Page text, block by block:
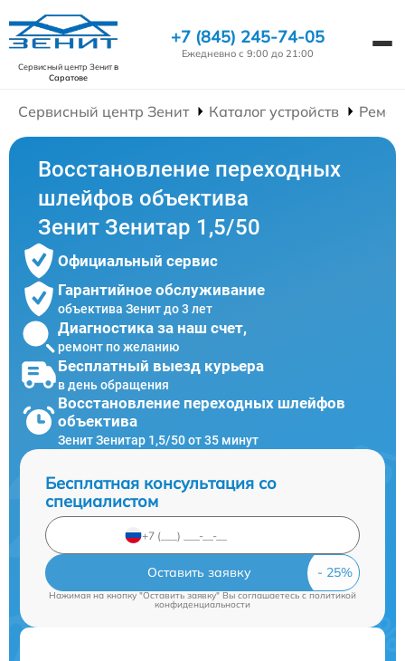
Сервисный центр Зенитв
Саратове
+7 (845) 245-74-05
Ежедневно с 9:00 до 21:00
Сервисный центр Зенит Каталог устройств
Восстановление переходных
шлейфов объектива
Зенит Зенитар 1,5/50
Официальный сервис
Гарантийное обслуживание
объектива Зенит до 3 лет
Диагностика за наш счет,
ремонт по желанию
Бесплатный выезд курьера
в день обращения
Восстановление переходных шлейфов
объектива
Зенит Зенитар 1,5/50 от 35 минут
Бесплатная консультация со
специалистом
Оставить заявку
Нажимая на кнопку "Оставить заявку" Вы соглашаетесь cполитикой
конфиденциальности